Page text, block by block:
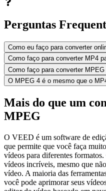
Perguntas
Como eu faço para converter
Como faço para converter MP4
Como faço para converter
O MPEG 4 é o mesmo que o
Mais do que um
MPEG
O VEED é um software de
que permite que você faça
vídeos para diferentes
vídeos incríveis, mesmo que
vídeo. A maioria das
você pode aprimorar seus